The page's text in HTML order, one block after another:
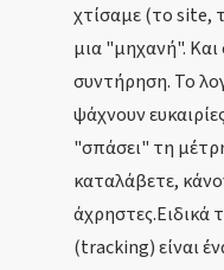
χτίσαμε (το site,
μια "μηχανή". Και
συντήρηση. Το
ψάχνουν
"σπάσει" τη
καταλάβετε,
άχρηστες.Ειδικά
(tracking) είναι